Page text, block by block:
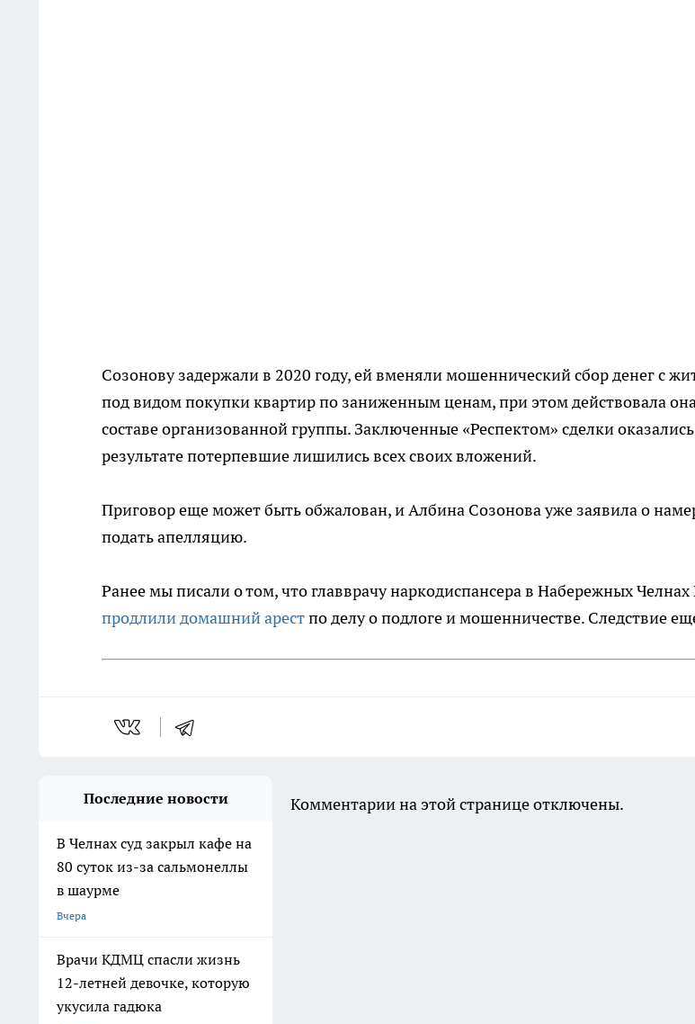
Созонову задержали в 2020 году, ей вменяли мошеннический сбор денег с
под видом покупки квартир по заниженным ценам, при этом действовала
составе организованной группы. Заключенные «Респектом» сделки
результате потерпевшие лишились всех своих вложений.
Приговор еще может быть обжалован, и Албина Созонова уже заявила о
подать апелляцию.
Ранее мы писали о том, что главврачу наркодиспансера в Набережных
продлили домашний арестпо делу о подлоге и мошенничестве. Следствие
Последние новости
В Челнах суд закрыл кафе на
80 суток из-за сальмонеллы
в шаурме
Вчера
Врачи КДМЦ спасли жизнь
12-летней девочке, которую
укусила гадюка
Комментарии на этой странице отключены.